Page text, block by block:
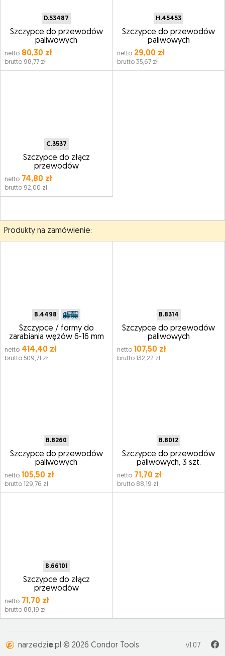
D.53487
Szczypce do przewodów
paliwowych
netto 80,30 zł
brutto 98,77 zł
H.45453
Szczypce do przewodów
paliwowych
netto29,00 zł
brutto 35,67 zł
C.3537
Szczypce do złącz
przewodów
netto 74,80 zł
brutto 92,00 zł
Produkty na zamówienie:
B.4498
Szczypce / formy do
zarabiania wężów 6-16 mm
netto 414,40 zł
brutto 509,71 zł
B.8314
Szczypce do przewodów
paliwowych
netto107,50 zł
brutto 132,22 zł
B.8260
Szczypce do przewodów
paliwowych
netto 105,50 zł
brutto 129,76 zł
B.8012
Szczypce do przewodów
paliwowych, 3 szt.
netto71,70 zł
brutto 88,19 zł
B.66101
Szczypce do złącz
przewodów
netto 71,70 zł
brutto 88,19 zł
narzedzie.pl © 2026 Condor Tools v1.07